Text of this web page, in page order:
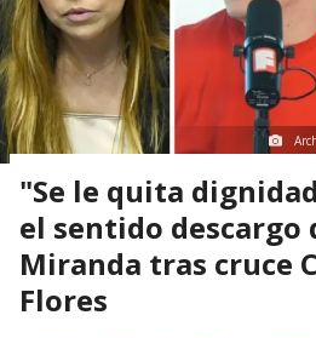
"Se le quita
el sentido descargo
Miranda tras cruce
Flores